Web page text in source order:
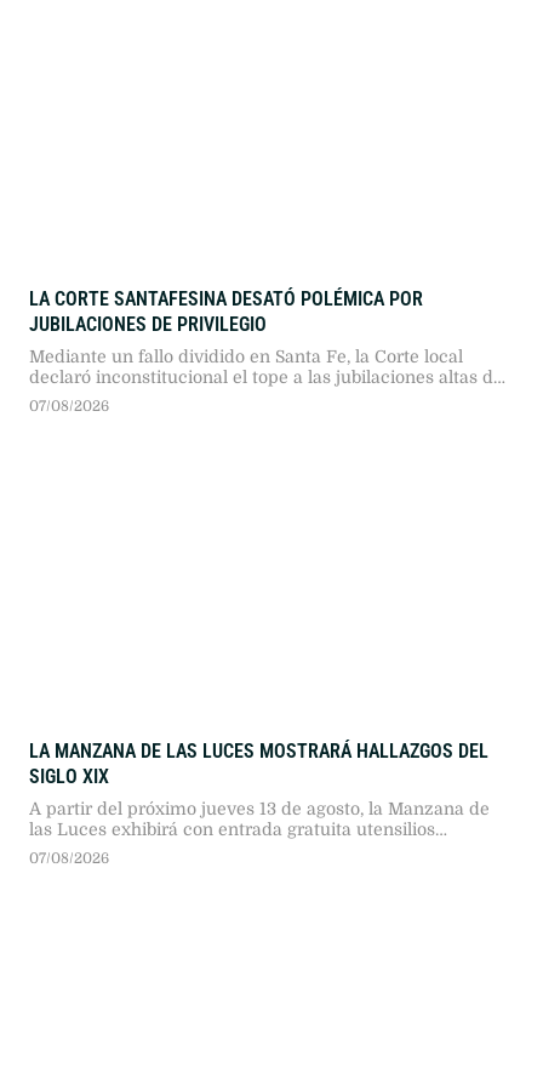
LA CORTE SANTAFESINA DESATÓ POLÉMICA POR
JUBILACIONES DE PRIVILEGIO
Mediante un fallo dividido en Santa Fe, la Corte local
declaró inconstitucional el tope a las jubilaciones altas de
la reforma de Maximiliano Pullaro, avalando haberes de
07/08/2026
LA MANZANA DE LAS LUCES MOSTRARÁ HALLAZGOS DEL
SIGLO XIX
A partir del próximo jueves 13 de agosto, la Manzana de
las Luces exhibirá con entrada gratuita utensilios
domésticos y loza del siglo XIX hallados en el predio, para
07/08/2026